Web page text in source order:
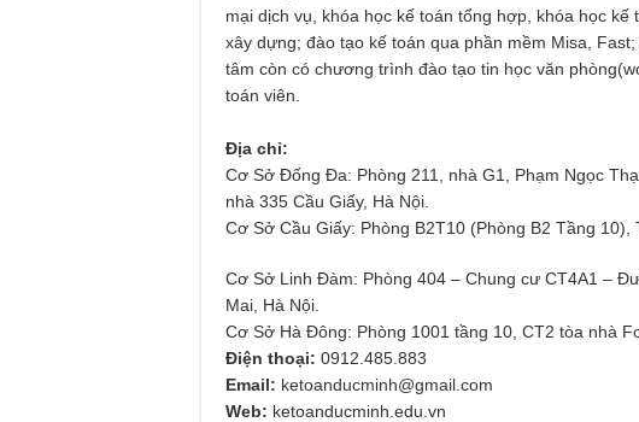
mại dịch vụ, khóa học kế toán tổng hợp, khóa học kế
xây dựng; đào tạo kế toán qua phần mềm Misa,
tâm còn có chương trình đào tạo tin học văn
toán viên.
Địa chỉ:
Cơ Sở Đống Đa: Phòng 211, nhà G1, Phạm Ngọc
nhà 335 Cầu Giấy, Hà Nội.
Cơ Sở Cầu Giấy: Phòng B2T10 (Phòng B2 Tầng 10),
Cơ Sở Linh Đàm: Phòng 404 – Chung cư CT4A1 –
Mai, Hà Nội.
Cơ Sở Hà Đông: Phòng 1001 tầng 10, CT2 tòa nhà
Điện thoại: 0912.485.883
Email: ketoanducminh@gmail.com
Web: ketoanducminh.edu.vn